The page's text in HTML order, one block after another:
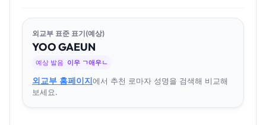
외교부 표준 표기(예상)
YOOGAEUN
예상 발음 이우 ㄱ애우ㄴ
외교부 홈페이지에서 추천 로마자 성명을 검색해 비교해
보세요.